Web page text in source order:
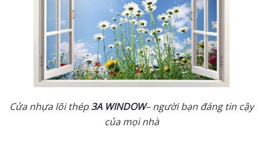
Cửa nhựa lõi thép3A WINDOW– người bạn đáng tin cậy
của mọi nhà